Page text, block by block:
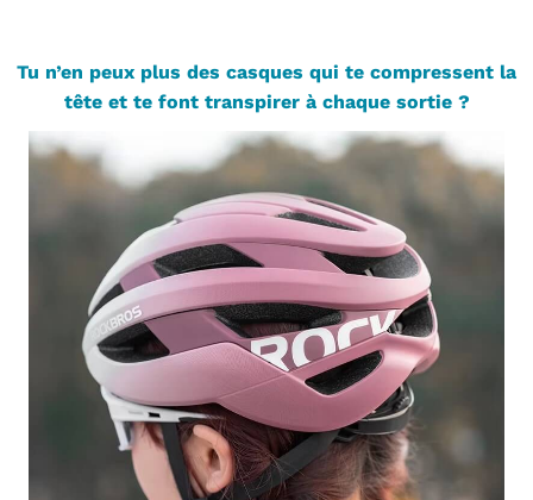
Tu n’en peux plus des casques qui te compressent la
tête et te font transpirer à chaque sortie ?